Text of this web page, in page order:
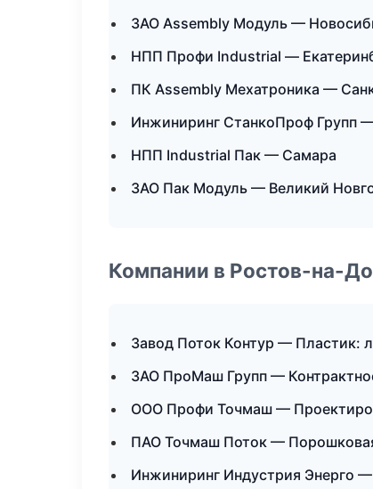
ЗАО Assembly Модуль —
НПП Профи Industrial —
ПК Assembly Мехатроника —
Инжиниринг СтанкоПроф Групп
НПП Industrial Пак — Самара
ЗАО Пак Модуль — Великий
Компании в Ростов-на-
Завод Поток Контур — Пластик:
ЗАО ПроМаш Групп —
ООО Профи Точмаш —
ПАО Точмаш Поток —
Инжиниринг Индустрия Энерго